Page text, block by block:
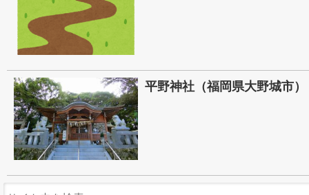
平野神社（福岡県大野城市）